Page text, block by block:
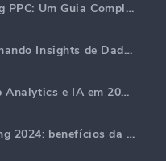
Gerar Relatórios de Marketing PPC: Um Guia Completo
Análise da Web AI: Transformando Insights de Dados com Precisão
Principais tendências de Web Analytics e IA em 2024
Tendências de Email Marketing 2024: benefícios da hiper-personalização